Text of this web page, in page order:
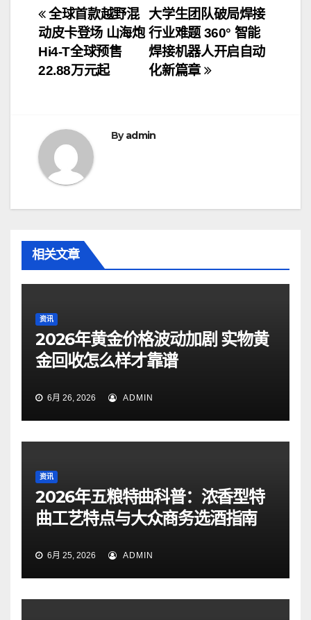
文
章
导
大学生团队破局焊接
行业难题 360° 智能
焊接机器人开启自动
化新篇章
全球首款越野混
动皮卡登场 山海炮
Hi4-T全球预售
22.88万元起
Byadmin
相关文章
资讯
2026年黄金价格波动加剧 实物黄
金回收怎么样才靠谱
6月 26, 2026 ADMIN
资讯
2026年五粮特曲科普：浓香型特
曲工艺特点与大众商务选酒指南
6月 25, 2026 ADMIN